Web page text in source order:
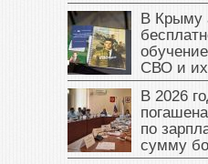
В Крыму
СВО и
В 2026
по
сумму